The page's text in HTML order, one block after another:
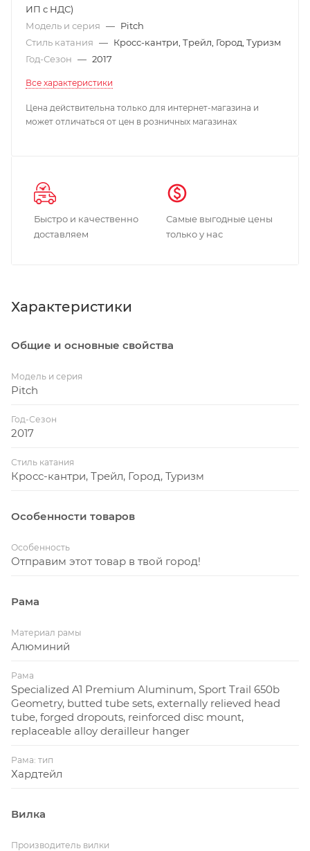
ИП с НДС)
Модель и серия — Pitch
Стиль катания — Кросс-кантри, Трейл, Город, Туризм
Год-Сезон — 2017
Все характеристики
Цена действительна только для интернет-магазина и
может отличаться от цен в розничных магазинах
Быстро и качественно
доставляем
Самые выгодные цены
только у нас
Характеристики
Общие и основные свойства
Модель и серия
Pitch
Год-Сезон
2017
Стиль катания
Кросс-кантри, Трейл, Город, Туризм
Особенности товаров
Особенность
Отправим этот товар в твой город!
Рама
Материал рамы
Алюминий
Рама
Specialized A1 Premium Aluminum, Sport Trail 650b
Geometry, butted tube sets, externally relieved head
tube, forged dropouts, reinforced disc mount,
replaceable alloy derailleur hanger
Рама: тип
Хардтейл
Вилка
Производитель вилки